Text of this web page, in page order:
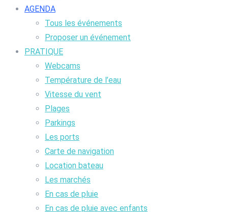
AGENDA
Tous les événements
Proposer un événement
PRATIQUE
Webcams
Température de l’eau
Vitesse du vent
Plages
Parkings
Les ports
Carte de navigation
Location bateau
Les marchés
En cas de pluie
En cas de pluie avec enfants